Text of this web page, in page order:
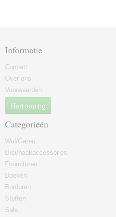
Informatie
Contact
Over ons
Voorwaarden
Herroeping
Categorieën
Wol/Garen
Brei/haakaccessoires
Fournituren
Boeken
Borduren
Stoffen
Sale